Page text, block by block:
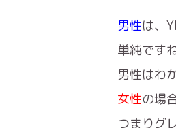
男性は、
単純です
男性はわ
女性の場
つまりグ